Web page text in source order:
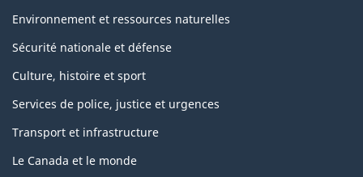
Environnement et ressources naturelles
Sécurité nationale et défense
Culture, histoire et sport
Services de police, justice et urgences
Transport et infrastructure
Le Canada et le monde